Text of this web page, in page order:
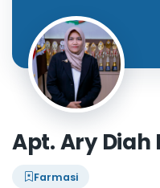
Apt. Ary Diah
Farmasi